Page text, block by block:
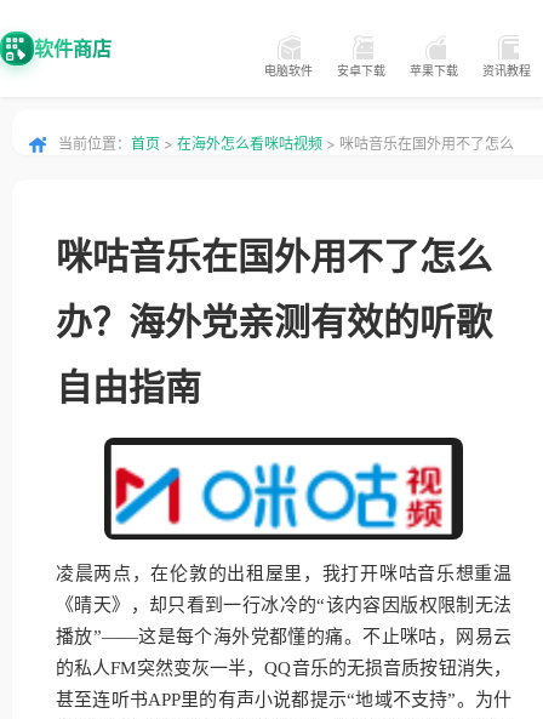
软件商店
电脑软件 安卓下载 苹果下载 资讯教程
当前位置： 首页 > 在海外怎么看咪咕视频 > 咪咕音乐在国外用不了怎么
咪咕音乐在国外用不了怎么
办？海外党亲测有效的听歌
自由指南
凌晨两点，在伦敦的出租屋里，我打开咪咕音乐想重温
《晴天》，却只看到一行冰冷的“该内容因版权限制无法
播放”——这是每个海外党都懂的痛。不止咪咕，网易云
的私人FM突然变灰一半，QQ音乐的无损音质按钮消失，
甚至连听书APP里的有声小说都提示“地域不支持”。为什